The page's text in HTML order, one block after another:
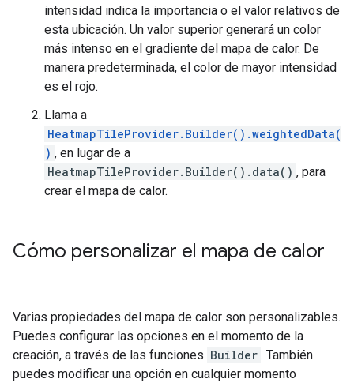
intensidad indica la importancia o el valor relativos de
esta ubicación. Un valor superior generará un color
más intenso en el gradiente del mapa de calor. De
manera predeterminada, el color de mayor intensidad
es el rojo.
Llama a
HeatmapTileProvider.Builder().weightedData(
) , en lugar de a
HeatmapTileProvider.Builder().data() , para
crear el mapa de calor.
Cómo personalizar el mapa de calor
Varias propiedades del mapa de calor son personalizables.
Puedes configurar las opciones en el momento de la
creación, a través de las funciones Builder . También
puedes modificar una opción en cualquier momento